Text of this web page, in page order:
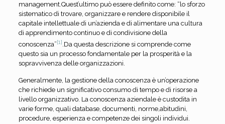
management.Quest’ultimo può essere definito come: “lo sforzo
sistematico di trovare, organizzare e rendere disponibile il
capitale intellettuale di un’azienda e di alimentare una cultura
di apprendimento continuo e di condivisione della
conoscenza”[1].Da questa descrizione si comprende come
questo sia un processo fondamentale per la prosperità e la
sopravvivenza delle organizzazioni.
Generalmente, la gestione della conoscenza è un’operazione
che richiede un significativo consumo di tempo e di risorse a
livello organizzativo. La conoscenza aziendale è custodita in
varie forme, quali database, documenti, norme,abitudini,
procedure, esperienza e competenze dei singoli individui.